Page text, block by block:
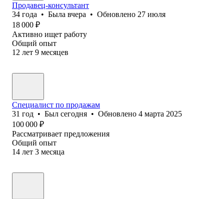
Продавец-консультант
34 года • Была вчера • Обновлено 27 июля
18 000 ₽
Активно ищет работу
Общий опыт
12 лет 9 месяцев
Специалист по продажам
31 год • Был сегодня • Обновлено 4 марта 2025
100 000 ₽
Рассматривает предложения
Общий опыт
14 лет 3 месяца